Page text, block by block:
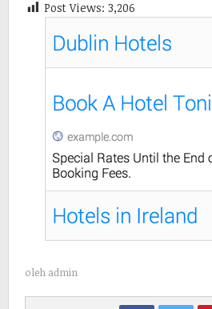
Post Views: 3,206
oleh admin